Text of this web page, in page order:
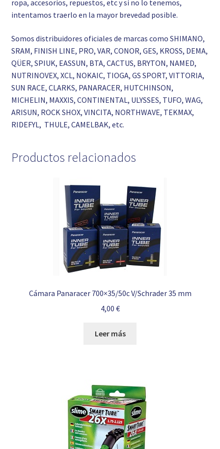
ropa, accesorios, repuestos, etc y si no lo tenemos,
intentamos traerlo en la mayor brevedad posible.
Somos distribuidores oficiales de marcas como SHIMANO,
SRAM, FINISH LINE, PRO, VAR, CONOR, GES, KROSS, DEMA,
QÜER, SPIUK, EASSUN, BTA, CACTUS, BRYTON, NAMED,
NUTRINOVEX, XCL, NOKAIC, TIOGA, GS SPORT, VITTORIA,
SUN RACE, CLARKS, PANARACER, HUTCHINSON,
MICHELIN, MAXXIS, CONTINENTAL, ULYSSES, TUFO, WAG,
ARISUN, ROCK SHOX, VINCITA, NORTHWAVE, TEKMAX,
RIDEFYL, THULE, CAMELBAK, etc.
Productos relacionados
Cámara Panaracer 700×35/50c V/Schrader 35 mm
4,00 €
Leer más